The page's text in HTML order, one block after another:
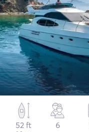
52 ft
6